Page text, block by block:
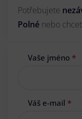
Potřebujete
Polné nebo
Vaše jméno *
Váš e-mail *